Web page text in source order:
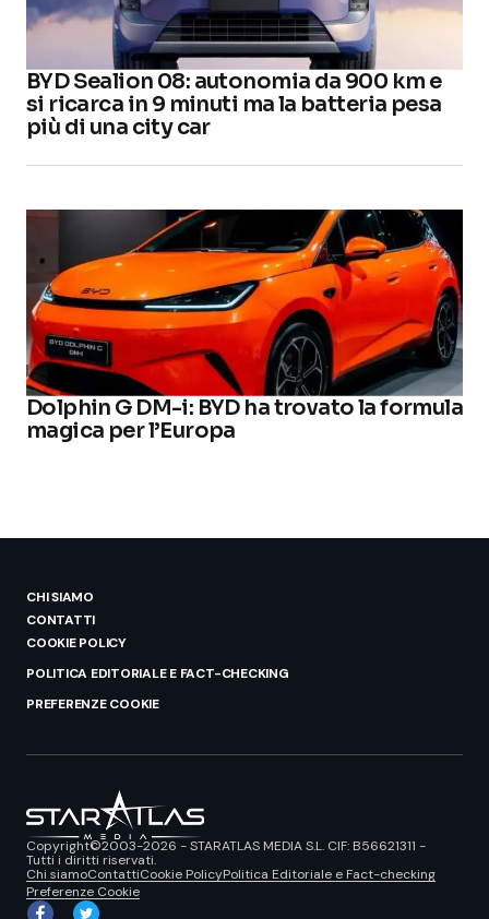
BYD Sealion 08: autonomia da 900 km e
si ricarca in 9 minuti ma la batteria pesa
più di una city car
Dolphin G DM-i: BYD ha trovato la formula
magica per l’Europa
CHI SIAMO
CONTATTI
COOKIE POLICY
POLITICA EDITORIALE E FACT-CHECKING
PREFERENZE COOKIE
Copyright©2003-2026 - STARATLAS MEDIA S.L. CIF: B56621311 -
Tutti i diritti riservati.
Chi siamoContattiCookie PolicyPolitica Editoriale e Fact-checking
Preferenze Cookie